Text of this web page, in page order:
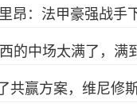
昂：法甲豪强战手
的中场太满了，满
共赢方案，维尼修